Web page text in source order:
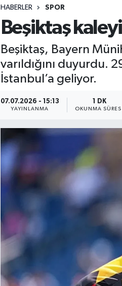
HABERLER SPOR
Beşiktaş
Beşiktaş, Bayern
varıldığını duyurdu.
İstanbul’a geliyor.
07.07.2026 - 15:13
YAYINLANMA
1 DK
OKUNMA SÜRESI